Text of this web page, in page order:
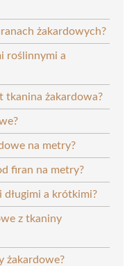
żakardowych?
roślinnymi a
tkanina żakardowa?
na metry?
firan na metry?
długimi a krótkimi?
z tkaniny
żakardowe?